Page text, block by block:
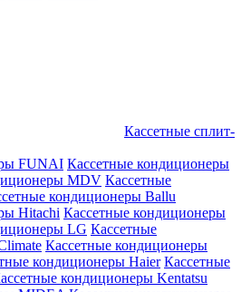
Кассетные сплит-
FUNAI Кассетные кондиционеры
MDV Кассетные
кондиционеры Ballu
Hitachi Кассетные кондиционеры
LG Кассетные
Кассетные кондиционеры
кондиционеры Haier Кассетные
кондиционеры Kentatsu